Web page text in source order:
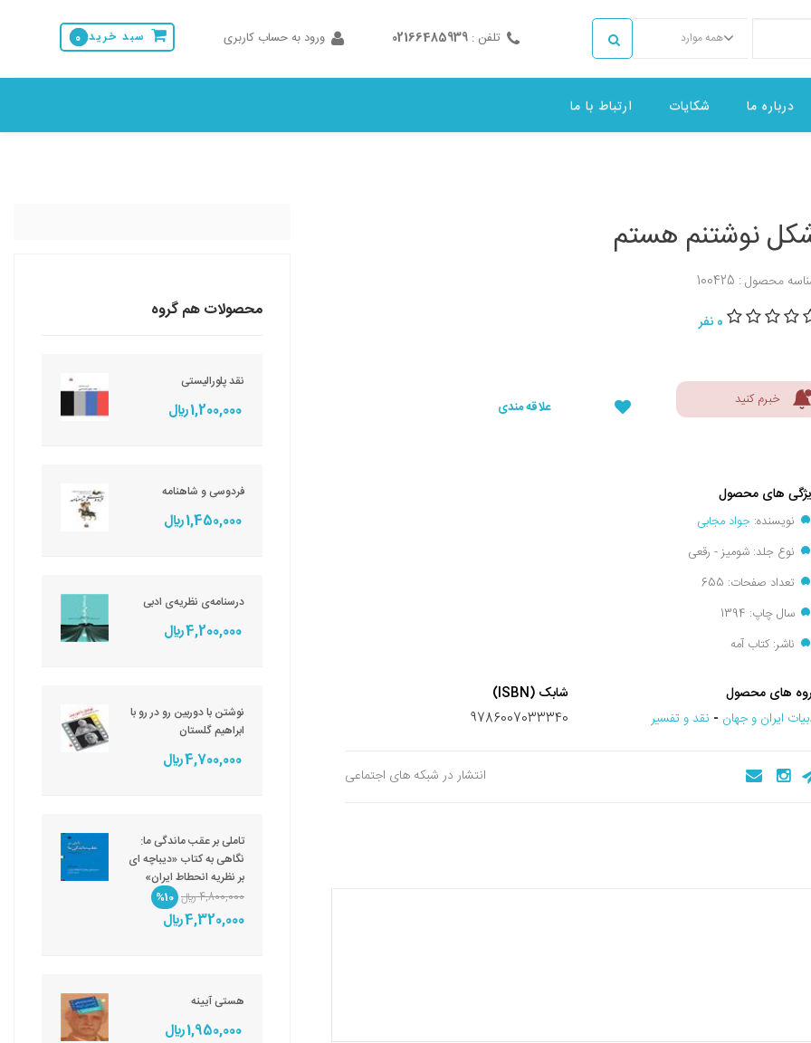
همه موارد تلفن : 02166485939 ورود به حساب کاربری سبد خرید 0
درباره ما شکایات ارتباط با ما
نوشتنم هستم
محصول : 100425
0 نفر
خبرم کنید علاقه مندی
های محصول
نویسنده: جواد مجابی
نوع جلد: شومیز - رقعی
تعداد صفحات: 655
سال چاپ: 1394
ناشر: کتاب آمه
های محصول
ايران و جهان - نقد و تفسير
شابک (ISBN)
9786007033340
انتشار در شبکه های اجتماعی
محصولات هم گروه
نقد پلورالیستی
1,200,000 ريال
فردوسی و شاهنامه
1,450,000 ريال
درسنامه‌ی نظریه‌ی ادبی
4,200,000 ريال
نوشتن با دوربین رو در رو با
ابراهیم گلستان
4,700,000 ريال
تاملی بر عقب ماندگی ما:
نگاهی به کتاب «دیباچه ای
بر نظریه انحطاط ایران»
4,800,000 ريال
%10
4,320,000 ريال
هستی آیینه
1,950,000 ريال